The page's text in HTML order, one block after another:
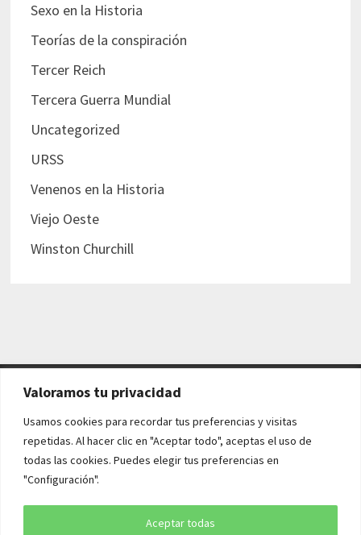
Valoramos tu privacidad
Usamos cookies para recordar tus preferencias y visitas
repetidas. Al hacer clic en "Aceptar todo", aceptas el uso de
todas las cookies. Puedes elegir tus preferencias en
"Configuración".
Aceptar todas
Sexo en la Historia
Teorías de la conspiración
Tercer Reich
Tercera Guerra Mundial
Uncategorized
URSS
Venenos en la Historia
Viejo Oeste
Winston Churchill
AVISO LEGAL Y POLÍTICAS
Aviso legal
Política de cookies